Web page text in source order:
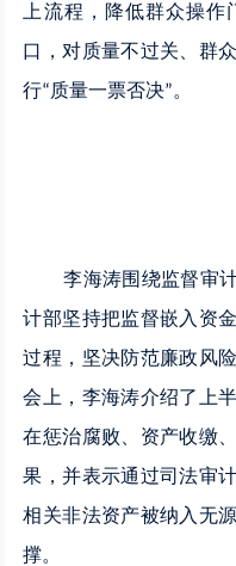
上流程，降低群众操
口，对质量不过关、群
行“质量一票否决”。
李海涛围绕监督审
计部坚持把监督嵌入资
过程，坚决防范廉政风
会上，李海涛介绍了上
在惩治腐败、资产收缴
果，并表示通过司法审
相关非法资产被纳入无
撑。